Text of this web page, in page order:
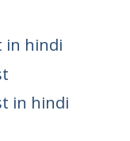
in hindi
in hindi